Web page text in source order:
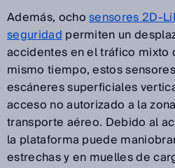
Además, ochosensores 2D-
seguridadpermiten un
accidentes en el tráfico mixto
mismo tiempo, estos
escáneres superficiales
acceso no autorizado a la
transporte aéreo. Debido al
la plataforma puede
estrechas y en muelles de